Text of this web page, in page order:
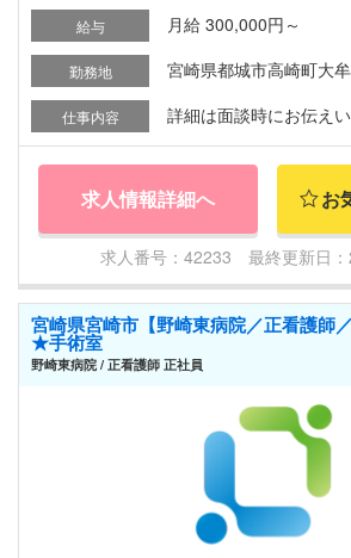
給与 月給 300,000円～
勤務地 宮崎県都城市高崎町大
仕事内容 詳細は面談時にお伝えい
求人情報詳細へ お
求人番号：42233 最終更新日
宮崎県宮崎市【野崎東病院／正看護師
★手術室
野崎東病院 / 正看護師 正社員